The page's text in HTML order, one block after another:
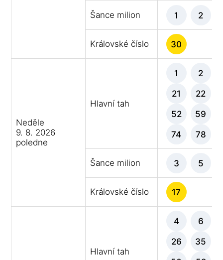
Šance milion 1 2
Královské číslo 30
Neděle
9. 8. 2026
poledne
Hlavní tah
1 2
21 22
52 59
74 78
Šance milion 3 5
Královské číslo 17
Hlavní tah
4 6
26 35